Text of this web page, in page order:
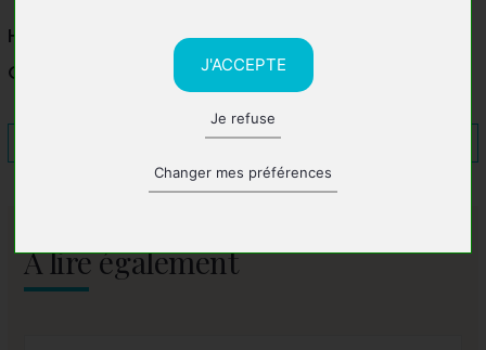
J'ACCEPTE
Je refuse
Changer mes préférences
Hôtel Val d’Anfa
Casablanca, Maroc
A lire également